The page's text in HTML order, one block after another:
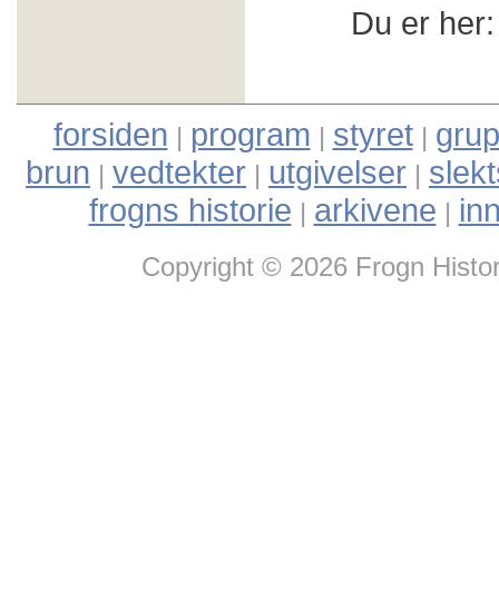
Du er
forsiden | program | styret|
brun | vedtekter | utgivelser |
frogns historie | arkivene |
Copyright © 2026 Frogn